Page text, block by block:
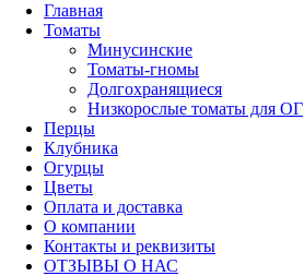
Главная
Томаты
Минусинские
Томаты-гномы
Долгохранящиеся
Низкорослые томаты для ОГ
Перцы
Клубника
Огурцы
Цветы
Оплата и доставка
О компании
Контакты и реквизиты
ОТЗЫВЫ О НАС